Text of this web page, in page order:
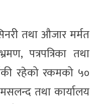
तथा औजार मर्मत
पत्रपत्रिका तथा
रहेको रकमको ५०
तथा कार्यालय